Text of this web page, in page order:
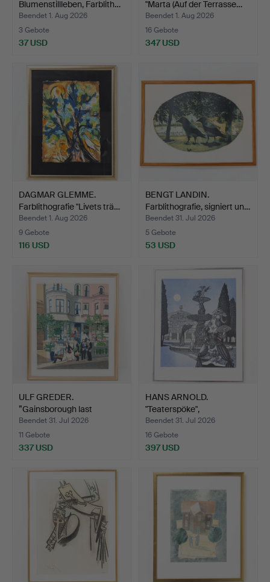
Blumenstillleben, Farblith…
Beendet 1. Aug 2026
3 Gebote
37 USD
"Marta (Auf der Terrasse…
Beendet 1. Aug 2026
16 Gebote
347 USD
DAGMAR GLEMME.
Farblithografie "Livets trä…
Beendet 1. Aug 2026
9 Gebote
116 USD
BENGT LANDIN.
Farblithografie, signiert un…
Beendet 31. Jul 2026
5 Gebote
53 USD
ULF GREDER.
”Gainsborough last
quartet”, F…
Beendet 31. Jul 2026
11 Gebote
337 USD
HANS ARNOLD.
"Teaterspöke",
Farblithografi…
Beendet 31. Jul 2026
16 Gebote
397 USD